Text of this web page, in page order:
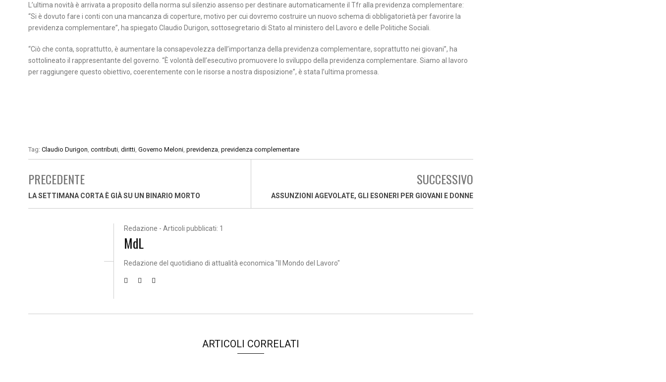
L’ultima novità è arrivata a proposito della norma sul silenzio assenso per destinare automaticamente il Tfr alla previdenza complementare:
“Si è dovuto fare i conti con una mancanza di coperture, motivo per cui dovremo costruire un nuovo schema di obbligatorietà per favorire la
previdenza complementare”, ha spiegato Claudio Durigon, sottosegretario di Stato al ministero del Lavoro e delle Politiche Sociali.
“Ciò che conta, soprattutto, è aumentare la consapevolezza dell’importanza della previdenza complementare, soprattutto nei giovani”, ha
sottolineato il rappresentante del governo. “È volontà dell’esecutivo promuovere lo sviluppo della previdenza complementare. Siamo al lavoro
per raggiungere questo obiettivo, coerentemente con le risorse a nostra disposizione”, è stata l’ultima promessa.
Tag: Claudio Durigon contributi diritti Governo Meloni previdenza previdenza complementare
PRECEDENTE
LA SETTIMANA CORTA È GIÀ SU UN BINARIO MORTO
SUCCESSIVO
ASSUNZIONI AGEVOLATE, GLI ESONERI PER GIOVANI E DONNE
Redazione - Articoli pubblicati: 1
MdL
Redazione del quotidiano di attualità economica "Il Mondo del Lavoro"
ARTICOLI CORRELATI